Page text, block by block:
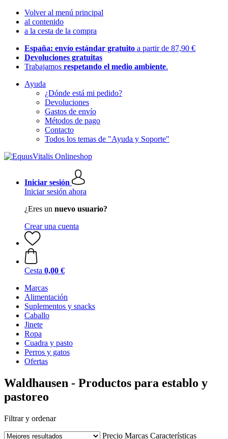
Volver al menú principal
al contenido
a la cesta de la compra
España: envío estándar gratuito a partir de 87,90 €
Devoluciones gratuitas
Trabajamos respetando el medio ambiente.
Ayuda
¿Dónde está mi pedido?
Devoluciones
Gastos de envío
Métodos de pago
Contacto
Todos los temas de "Ayuda y Soporte"
Iniciar sesión
Iniciar sesión ahora
¿Eres un nuevo usuario?
Crear una cuenta
Cesta 0,00 €
Marcas
Alimentación
Suplementos y snacks
Caballo
Jinete
Ropa
Cuadra y pasto
Perros y gatos
Ofertas
Waldhausen - Productos para establo y
pastoreo
Filtrar y ordenar
Precio Marcas Características